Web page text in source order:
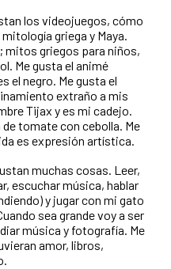
los videojuegos, cómo
griega y Maya.
mitos griegos para niños,
Me gusta el animé
el negro. Me gusta el
extraño a mis
Tijax y es mi cadejo.
de tomate con cebolla. Me
es expresión artística.
muchas cosas. Leer,
escuchar música, hablar
y jugar con mi gato
sea grande voy a ser
música y fotografía. Me
amor, libros,